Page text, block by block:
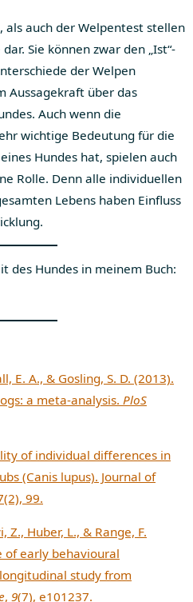
als auch der Welpentest stellen
Sie können zwar den „Ist“-
der Welpen
Aussagekraft über das
Auch wenn die
wichtige Bedeutung für die
Hundes hat, spielen auch
Rolle. Denn alle individuellen
Lebens haben Einfluss
des Hundes in meinem Buch:
E. A., & Gosling, S. D. (2013).
a meta-analysis. PloS
of individual differences in
(Canis lupus). Journal of
99.
Z., Huber, L., & Range, F.
of early behavioural
study from
, 9(7), e101237.